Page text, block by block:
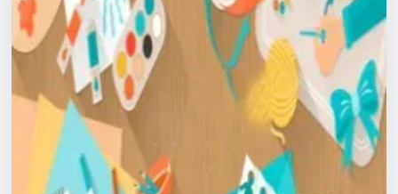
Спорт
События
Города
Площадки